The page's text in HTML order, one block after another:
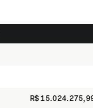
R$